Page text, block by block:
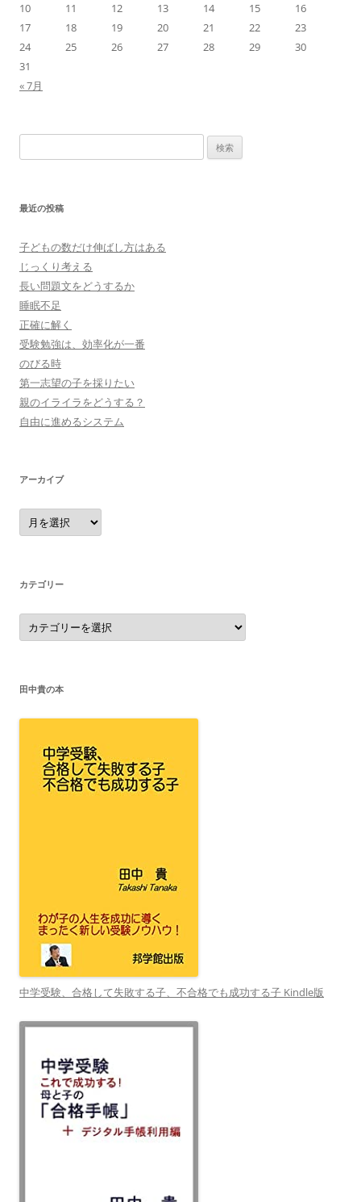
10
11 12 13 14 15
16
17
18 19 20 21 22
23
24
25 26 27 28 29
30
31
« 7月
索:
最近の投稿
子どもの数だけ伸ばし方はある
じっくり考える
長い問題文をどうするか
睡眠不足
正確に解く
受験勉強は、効率化が一番
のびる時
第一志望の子を採りたい
親のイライラをどうする？
自由に進めるシステム
アーカイブ
ア
ー
カ
カテゴリー
カ
テ
ゴ
田中貴の本
中学受験、合格して失敗する子、不合格でも成功する子 Kindle版